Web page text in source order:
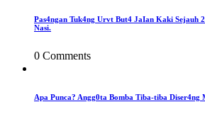
Pas4ngan Tuk4ng Urvt But4 JaIan Kaki Sejauh
Nasi.
0 Comments
Apa Punca? Angg0ta Bomba Tiba-tiba Diser4ng